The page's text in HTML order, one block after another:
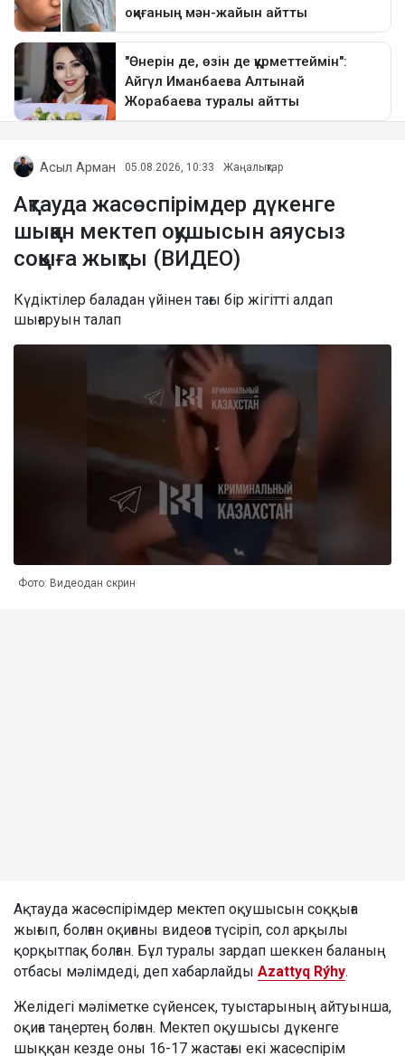
Асыл Арман 05.08.2026, 10:33 Жаңалықтар
Ақтауда жасөспірімдер дүкенге
шыққан мектеп оқушысын аяусыз
соққыға жықты (ВИДЕО)
Күдіктілер баладан үйінен тағы бір жігітті алдап
шығаруын талап
Фото: Видеодан скрин
Ақтауда жасөспірімдер мектеп оқушысын соққыға
жығып, болған оқиғаны видеоға түсіріп, сол арқылы
қорқытпақ болған. Бұл туралы зардап шеккен баланың
отбасы мәлімдеді, деп хабарлайды Azattyq Rýhy.
Желідегі мәліметке сүйенсек, туыстарының айтуынша,
оқиға таңертең болған. Мектеп оқушысы дүкенге
шыққан кезде оны 16-17 жастағы екі жасөспірім